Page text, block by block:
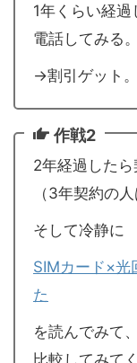
1年くらい経
電話してみる。
→割引ゲット。
作戦2
2年経過したら
（3年契約の
そして冷静に
SIMカード×光
た
を読んでみて、
比較してみて